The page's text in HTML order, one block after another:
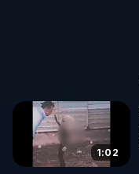
▶ 10 % de
marque SANA :
Rendez-vous sur
code : REGENERE10
1:02